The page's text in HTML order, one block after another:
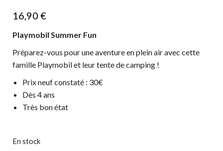
16,90 €
Playmobil Summer Fun
Préparez-vous pour une aventure en plein air avec cette
famille Playmobil et leur tente de camping !
Prix neuf constaté : 30€
Dès 4 ans
Très bon état
En stock